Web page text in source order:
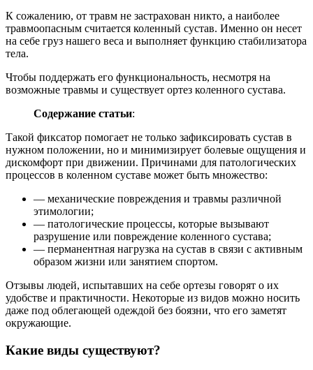
К сожалению, от травм не застрахован никто, а наиболее
травмоопасным считается коленный сустав. Именно он несет
на себе груз нашего веса и выполняет функцию стабилизатора
тела.
Чтобы поддержать его функциональность, несмотря на
возможные травмы и существует ортез коленного сустава.
Содержание статьи:
Такой фиксатор помогает не только зафиксировать сустав в
нужном положении, но и минимизирует болевые ощущения и
дискомфорт при движении. Причинами для патологических
процессов в коленном суставе может быть множество:
— механические повреждения и травмы различной
этимологии;
— патологические процессы, которые вызывают
разрушение или повреждение коленного сустава;
— перманентная нагрузка на сустав в связи с активным
образом жизни или занятием спортом.
Отзывы людей, испытавших на себе ортезы говорят о их
удобстве и практичности. Некоторые из видов можно носить
даже под облегающей одеждой без боязни, что его заметят
окружающие.
Какие виды существуют?